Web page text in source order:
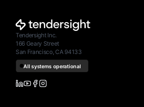
Tendersight Inc.
166 Geary Street
San Francisco, CA 94133